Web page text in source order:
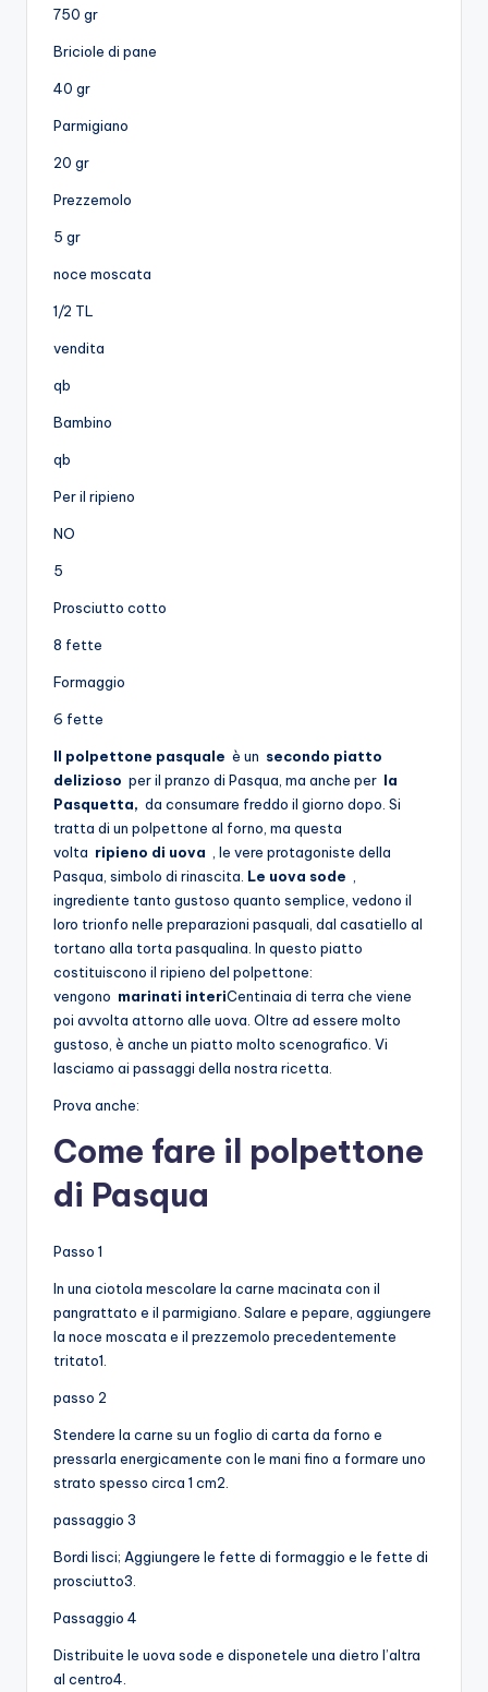
750 gr
Briciole di pane
40 gr
Parmigiano
20 gr
Prezzemolo
5 gr
noce moscata
1/2 TL
vendita
qb
Bambino
qb
Per il ripieno
NO
5
Prosciutto cotto
8 fette
Formaggio
6 fette
Il polpettone pasquale è un secondo piatto
delizioso per il pranzo di Pasqua, ma anche per la
Pasquetta, da consumare freddo il giorno dopo. Si
tratta di un polpettone al forno, ma questa
volta ripieno di uova , le vere protagoniste della
Pasqua, simbolo di rinascita. Le uova sode
ingrediente tanto gustoso quanto semplice, vedono il
loro trionfo nelle preparazioni pasquali, dal casatiello al
tortano alla torta pasqualina. In questo piatto
costituiscono il ripieno del polpettone:
vengono marinati interiCentinaia di terra che viene
poi avvolta attorno alle uova. Oltre ad essere molto
gustoso, è anche un piatto molto scenografico. Vi
lasciamo ai passaggi della nostra ricetta.
Prova anche:
Come fare il polpettone
di Pasqua
Passo 1
In una ciotola mescolare la carne macinata con il
pangrattato e il parmigiano. Salare e pepare, aggiungere
la noce moscata e il prezzemolo precedentemente
tritato1.
passo 2
Stendere la carne su un foglio di carta da forno e
pressarla energicamente con le mani fino a formare uno
strato spesso circa 1 cm2.
passaggio 3
Bordi lisci; Aggiungere le fette di formaggio e le fette di
prosciutto3.
Passaggio 4
Distribuite le uova sode e disponetele una dietro l’altra
al centro4.